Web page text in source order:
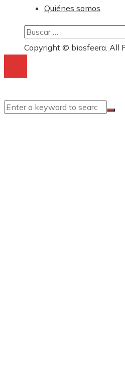
Quiénes somos
Buscar:
Copyright © biosfeera. All